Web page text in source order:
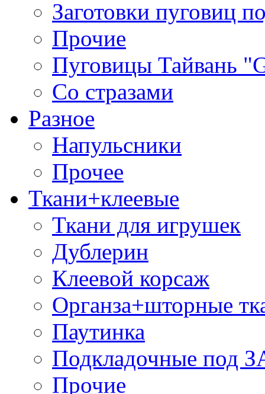
Заготовки пуговиц
Прочие
Пуговицы Тайвань
Со стразами
Разное
Напульсники
Прочее
Ткани+клеевые
Ткани для игрушек
Дублерин
Клеевой корсаж
Органза+шторные
Паутинка
Подкладочные под
Прочие